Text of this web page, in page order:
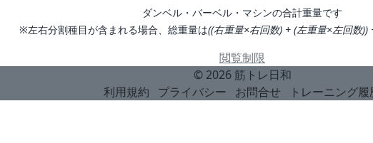
ダンベル・バーベル・マシンの合計重量です
※左右分割種目が含まれる場合、総重量は((右重量×右回数) + (左重量×左回数))
閲覧制限
© 2026 筋トレ日和
利用規約
プライバシー お問合せ トレーニング履